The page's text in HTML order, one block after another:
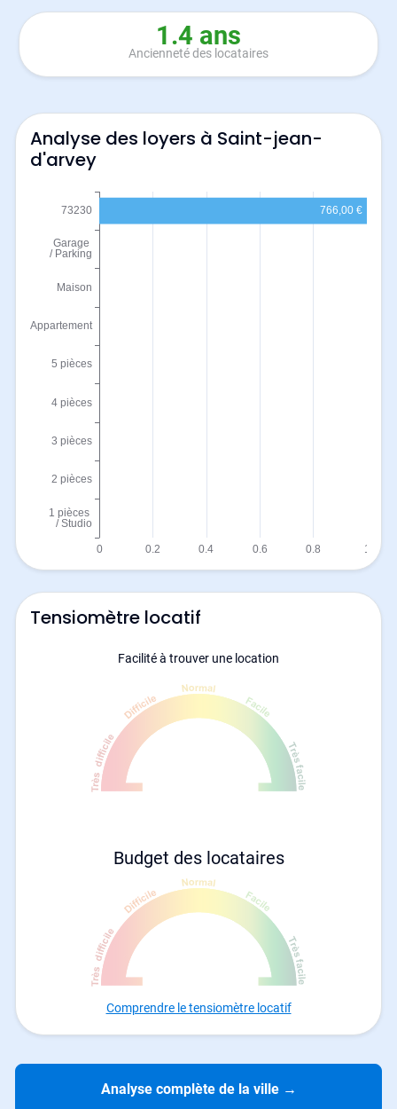
1.4 ans
Ancienneté des locataires
Analyse des loyers à Saint-jean-
d'arvey
Tensiomètre locatif
Facilité à trouver une location
Budget des locataires
Comprendre le tensiomètre locatif
Analyse complète de la ville →